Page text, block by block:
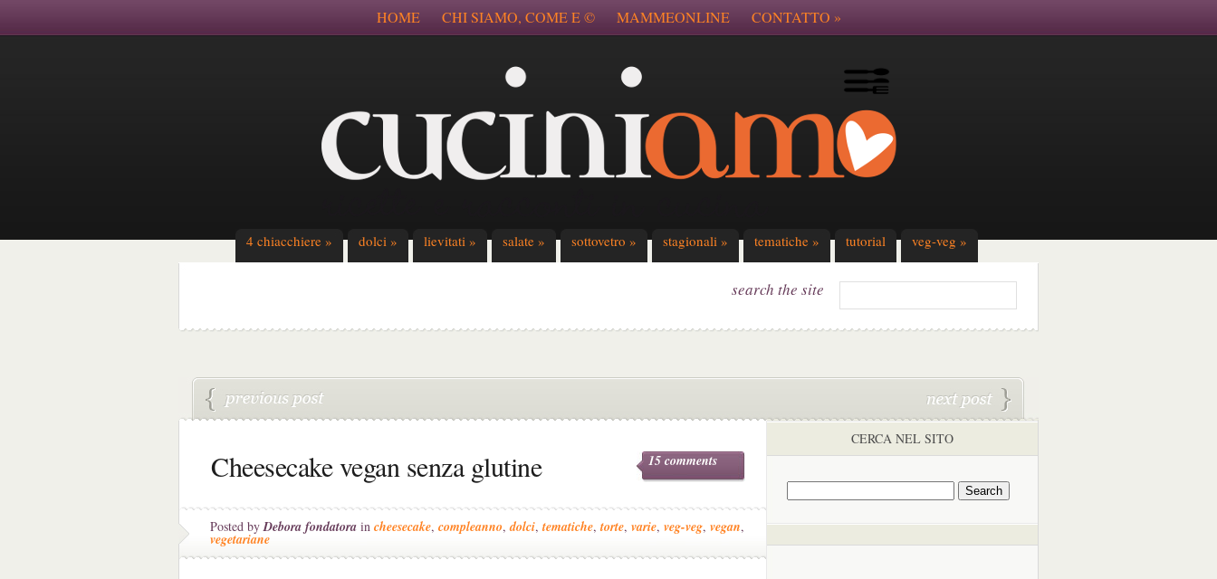
HOME CHI SIAMO, COME E © MAMMEONLINE CONTATTO »
4 chiacchiere » dolci » lievitati » salate » sottovetro » stagionali » tematiche » tutorial veg-veg »
search the site
Cheesecake vegan senza glutine 15 comments
Posted byDebora fondatora in cheesecake, compleanno,dolci, tematiche, torte, varie, veg-veg, vegan,
vegetariane
CERCA NEL SITO